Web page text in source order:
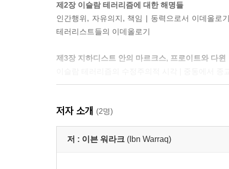
제2장 이슬람 테러리즘에 대한 해명들
인간행위, 자유의지, 책임 | 동력으로서 이데올
테러리스트들의 이데올로기
제3장 지하디스트 안의 마르크스, 프로이트와 다윈
쿠란 | 샤리아 우월주의 | 수나와 무함마드 | 샤리
피와 죽음
저자 소개 (2명)
저 : 이븐 워라크 (Ibn Warraq)